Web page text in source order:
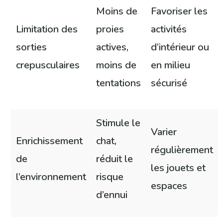
Limitation des
sorties
crepusculaires
Moins de
proies
actives,
moins de
tentations
Favoriser les
activités
d’intérieur ou
en milieu
sécurisé
Enrichissement
de
l’environnement
Stimule le
chat,
réduit le
risque
d’ennui
Varier
régulièrement
les jouets et
espaces